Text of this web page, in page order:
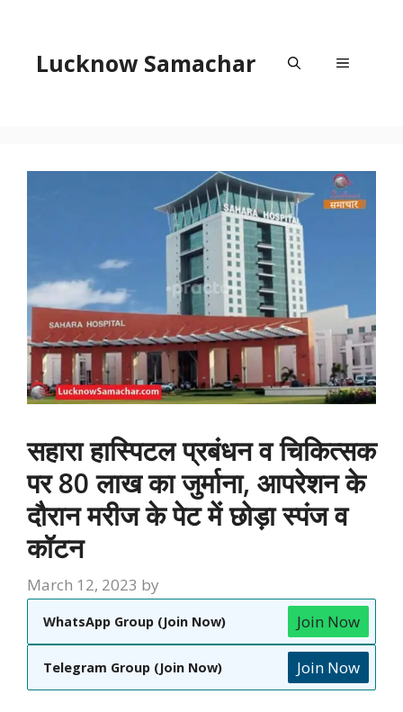
contentLucknow Samachar Menu
सहारा हास्पिटल प्रबंधन व चिकित्सक
पर 80 लाख का जुर्माना, आपरेशन के
दौरान मरीज के पेट में छोड़ा स्पंज व
कॉटन
March 12, 2023 by
WhatsApp Group (Join Now) Join Now
Telegram Group (Join Now) Join Now